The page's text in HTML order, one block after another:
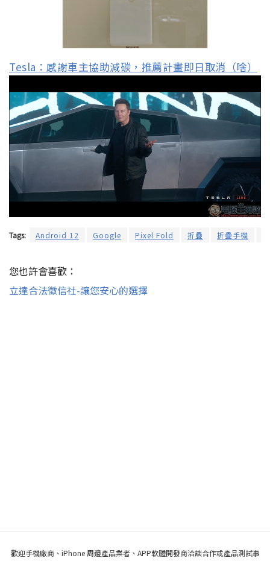
Tesla：感謝車主協助減碳，推薦計畫即日取消（啥）
Tags: Android 12 Google Pixel Fold 折疊 折疊手機
您也許會喜歡：
立達合法徵信社-讓您安心的選擇
歡迎手機廠商、iPhone 周邊產品業者、APP軟體開發商洽談合作或產品測試事